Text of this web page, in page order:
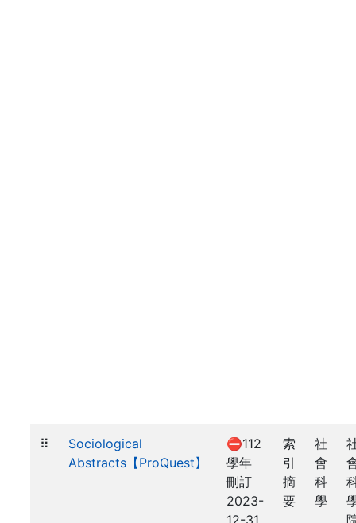
⠿
Sociological
Abstracts【ProQuest】
⛔112
學年
刪訂
2023-
12-31
索
引
摘
要
社
會
科
學